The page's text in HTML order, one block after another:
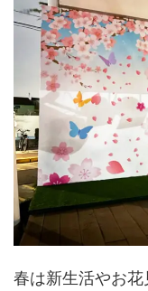
春は新生活やお